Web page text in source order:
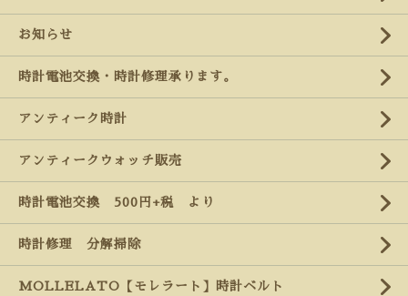
お知らせ
時計電池交換・時計修理承ります。
アンティーク時計
アンティークウォッチ販売
時計電池交換 500円+税 より
時計修理 分解掃除
MOLLELATO【モレラート】時計ベルト